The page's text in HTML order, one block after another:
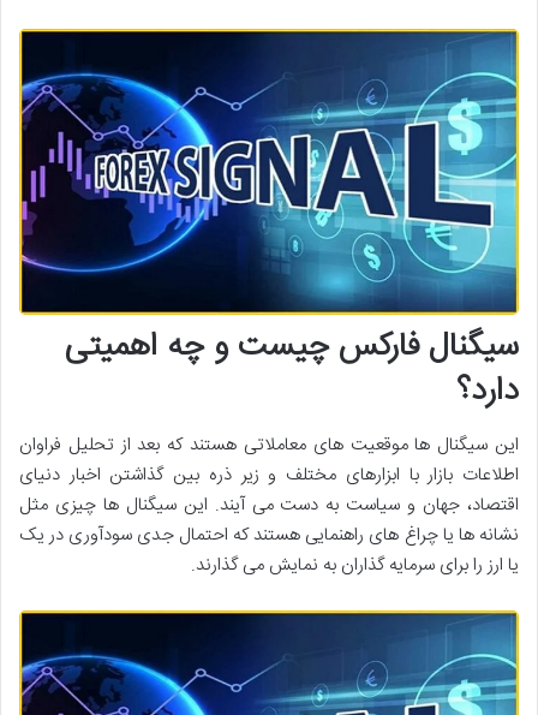
سیگنال فارکس چیست و چه اهمیتی
دارد؟
این سیگنال ها موقعیت های معاملاتی هستند که بعد از تحلیل فراوان
اطلاعات بازار با ابزارهای مختلف و زیر ذره بین گذاشتن اخبار دنیای
اقتصاد، جهان و سیاست به دست می آیند. این سیگنال ها چیزی مثل
نشانه ها یا چراغ های راهنمایی هستند که احتمال جدی سودآوری در یک
یا ارز را برای سرمایه گذاران به نمایش می گذارند.